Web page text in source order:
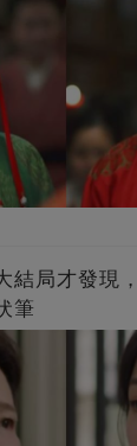
結局才發現
筆